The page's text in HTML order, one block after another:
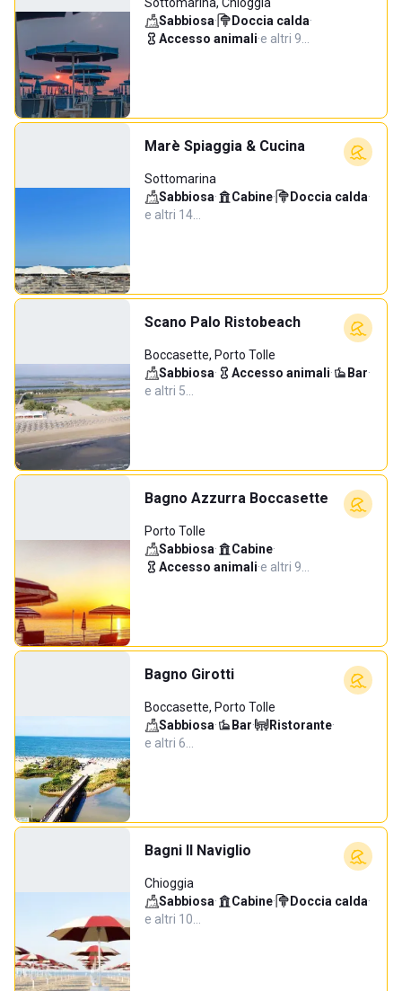
Sabbiosa· Doccia calda·
Accesso animali·e altri 9…
Marè Spiaggia & Cucina
Sottomarina
Sabbiosa· Cabine· Doccia calda·
e altri 14…
Scano Palo Ristobeach
Boccasette, Porto Tolle
Sabbiosa· Accesso animali· Bar·
e altri 5…
Bagno Azzurra Boccasette
Porto Tolle
Sabbiosa· Cabine·
Accesso animali·e altri 9…
Bagno Girotti
Boccasette, Porto Tolle
Sabbiosa· Bar· Ristorante·
e altri 6…
Bagni Il Naviglio
Chioggia
Sabbiosa· Cabine· Doccia calda·
e altri 10…